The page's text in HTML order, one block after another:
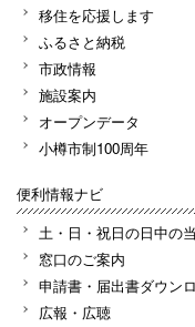
移住を応援します
ふるさと納税
市政情報
施設案内
オープンデータ
小樽市制100周年
便利情報ナビ
土・日・祝日の日中の
窓口のご案内
申請書・届出書ダウン
広報・広聴